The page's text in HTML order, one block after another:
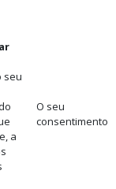
seu
a
O seu
consentimento